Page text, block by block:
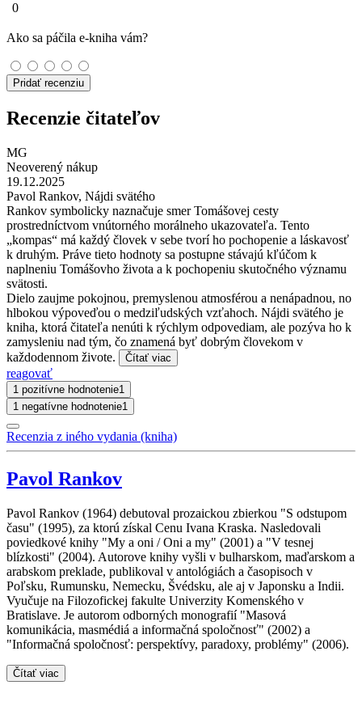
0
Ako sa páčila e-kniha vám?
Pridať recenziu
Recenzie čitateľov
MG
Neoverený nákup
19.12.2025
Pavol Rankov, Nájdi svätého
Rankov symbolicky naznačuje smer Tomášovej cesty
prostredníctvom vnútorného morálneho ukazovateľa. Tento
„kompas“ má každý človek v sebe tvorí ho pochopenie a láskavosť
k druhým. Práve tieto hodnoty sa postupne stávajú kľúčom k
naplneniu Tomášovho života a k pochopeniu skutočného významu
svätosti.
Dielo zaujme pokojnou, premyslenou atmosférou a nenápadnou, no
hlbokou výpoveďou o medziľudských vzťahoch. Nájdi svätého je
kniha, ktorá čitateľa nenúti k rýchlym odpovediam, ale pozýva ho k
zamysleniu nad tým, čo znamená byť dobrým človekom v
každodennom živote.
Čítať viac
reagovať
1 pozitívne hodnotenie1
1 negatívne hodnotenie1
Recenzia z iného vydania (kniha)
Pavol Rankov
Pavol Rankov (1964) debutoval prozaickou zbierkou "S odstupom
času" (1995), za ktorú získal Cenu Ivana Kraska. Nasledovali
poviedkové knihy "My a oni / Oni a my" (2001) a "V tesnej
blízkosti" (2004). Autorove knihy vyšli v bulharskom, maďarskom a
arabskom preklade, publikoval v antológiách a časopisoch v
Poľsku, Rumunsku, Nemecku, Švédsku, ale aj v Japonsku a Indii.
Vyučuje na Filozofickej fakulte Univerzity Komenského v
Bratislave. Je autorom odborných monografií "Masová
komunikácia, masmédiá a informačná spoločnosť" (2002) a
"Informačná spoločnosť: perspektívy, paradoxy, problémy" (2006).
Čítať viac